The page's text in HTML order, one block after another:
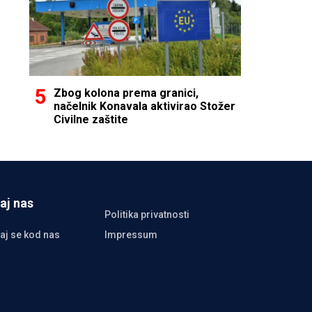
Zbog kolona prema granici,
načelnik Konavala aktivirao Stožer
Civilne zaštite
nas
Politika privatnosti
se kod nas
Impressum